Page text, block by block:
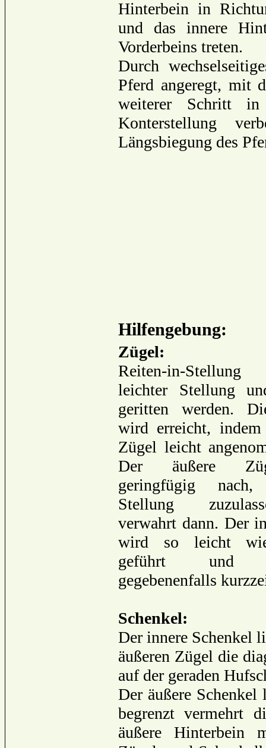
Hinterbein in
und das innere
Vorderbeins treten.
Durch
Pferd angeregt, mit
weiterer Schritt in
Konterstellung
Längsbiegung des
Hilfengebung:
Zügel:
Reiten-in-
leichter Stellung
geritten werden.
wird erreicht,
Zügel leicht
Der äußere
geringfügig
Stellung
verwahrt dann. Der
wird so leicht
geführt und
gegebenenfalls
Schenkel:
Der innere Schenkel
äußeren Zügel die
auf der geraden
Der äußere
begrenzt vermehrt
äußere Hinterbein